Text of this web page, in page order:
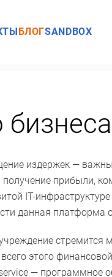
БЛОГSANDBOX
издержек —
прибыли,
IT-
данная платформа
стремится
этого
— программное